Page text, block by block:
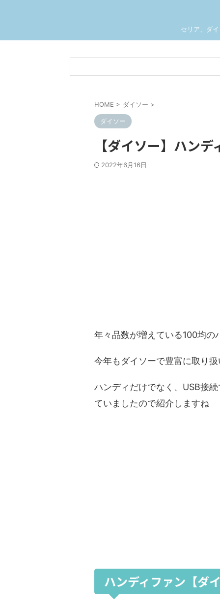
セリア、ダ
HOME > ダイソー >
ダイソー
【ダイソー】ハン
2022年6月16日
年々品数が増えている100均の
今年もダイソーで豊富に取り
ハンディだけでなく、USB接
ていましたので紹介しますね
ハンディファン【ダ